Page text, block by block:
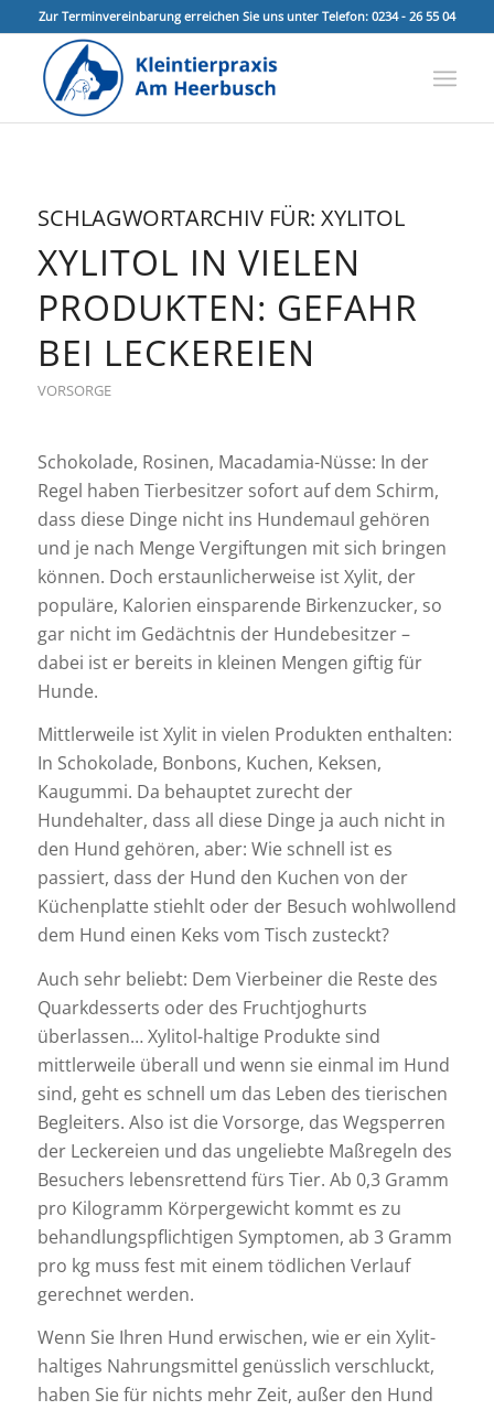
Zur Terminvereinbarung erreichen Sie uns unter Telefon: 0234 - 26 55 04
SCHLAGWORTARCHIV FÜR: XYLITOL
XYLITOL IN VIELEN
PRODUKTEN: GEFAHR
BEI LECKEREIEN
VORSORGE
Schokolade, Rosinen, Macadamia-Nüsse: In der
Regel haben Tierbesitzer sofort auf dem Schirm,
dass diese Dinge nicht ins Hundemaul gehören
und je nach Menge Vergiftungen mit sich bringen
können. Doch erstaunlicherweise ist Xylit, der
populäre, Kalorien einsparende Birkenzucker, so
gar nicht im Gedächtnis der Hundebesitzer –
dabei ist er bereits in kleinen Mengen giftig für
Hunde.
Mittlerweile ist Xylit in vielen Produkten enthalten:
In Schokolade, Bonbons, Kuchen, Keksen,
Kaugummi. Da behauptet zurecht der
Hundehalter, dass all diese Dinge ja auch nicht in
den Hund gehören, aber: Wie schnell ist es
passiert, dass der Hund den Kuchen von der
Küchenplatte stiehlt oder der Besuch wohlwollend
dem Hund einen Keks vom Tisch zusteckt?
Auch sehr beliebt: Dem Vierbeiner die Reste des
Quarkdesserts oder des Fruchtjoghurts
überlassen… Xylitol-haltige Produkte sind
mittlerweile überall und wenn sie einmal im Hund
sind, geht es schnell um das Leben des tierischen
Begleiters. Also ist die Vorsorge, das Wegsperren
der Leckereien und das ungeliebte Maßregeln des
Besuchers lebensrettend fürs Tier. Ab 0,3 Gramm
pro Kilogramm Körpergewicht kommt es zu
behandlungspflichtigen Symptomen, ab 3 Gramm
pro kg muss fest mit einem tödlichen Verlauf
gerechnet werden.
Wenn Sie Ihren Hund erwischen, wie er ein Xylit-
haltiges Nahrungsmittel genüsslich verschluckt,
haben Sie für nichts mehr Zeit, außer den Hund